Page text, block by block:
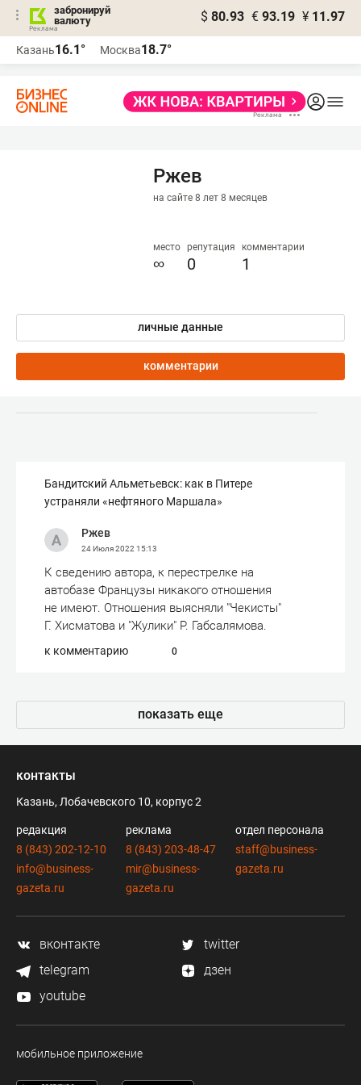
забронируй
валюту
$ 80.93 € 93.19 ¥ 11.97
Казань16.1° Москва18.7°
Ржев
на сайте 8 лет 8 месяцев
место
∞
репутация
0
комментарии
1
личные данные
комментарии
Бандитский Альметьевск: как в Питере
устраняли «нефтяного Маршала»
Ржев
24 Июля 2022 15:13
К сведению автора, к перестрелке на
автобазе Французы никакого отношения
не имеют. Отношения выясняли "Чекисты"
Г. Хисматова и "Жулики" Р. Габсалямова.
к комментарию 0
показать еще
контакты
Казань, Лобачевского 10, корпус 2
редакция
8 (843) 202-12-10
info@business-
gazeta.ru
реклама
8 (843) 203-48-47
mir@business-
gazeta.ru
отдел персонала
staff@business-
gazeta.ru
вконтакте
twitter
telegram
дзен
youtube
мобильное приложение